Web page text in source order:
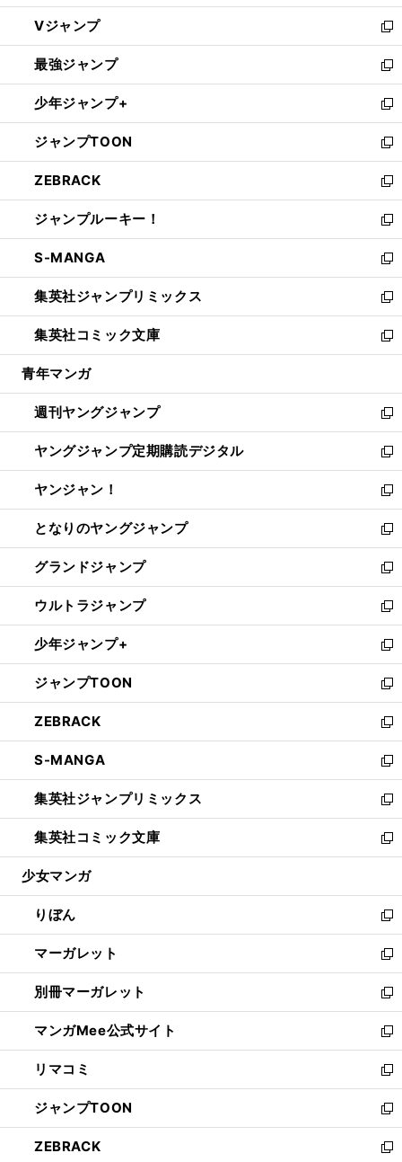
ウ
ィ
ン
ド
ウ
で
開
く
し
い
ウ
ィ
ン
ド
ウ
で
開
く
Vジャンプ
新
し
い
ウ
ィ
ン
ド
ウ
で
開
く
最強ジャンプ
新
し
い
ウ
ィ
ン
ド
ウ
で
開
く
少年ジャンプ+
新
し
い
ウ
ィ
ン
ド
ウ
で
開
く
ジャンプTOON
新
し
い
ウ
ィ
ン
ド
ウ
で
開
く
ZEBRACK
新
し
い
ウ
ィ
ン
ド
ウ
で
開
ジャンプルーキー！
新
し
い
ウ
ィ
ン
ド
ウ
開
く
S-MANGA
新
し
い
ウ
ィ
ン
ウ
で
開
く
集英社ジャンプリミックス
新
し
い
ウ
ン
ド
ウ
で
開
く
集英社コミック文庫
新
し
ウ
ィ
ン
ド
ウ
で
開
く
青年マンガ
週刊ヤングジャンプ
新
し
い
ウ
ィ
ン
ド
ウ
で
開
く
ヤングジャンプ定期購読デジタル
新
し
い
ウ
ィ
ン
ド
ウ
で
開
く
ヤンジャン！
新
し
い
ウ
ィ
ン
ド
ウ
で
開
く
となりのヤングジャンプ
新
し
い
ウ
ィ
ン
ド
ウ
で
開
く
グランドジャンプ
新
し
い
ウ
ィ
ン
ド
ウ
で
開
く
ウルトラジャンプ
新
し
い
ウ
ィ
ン
ド
ウ
で
開
く
少年ジャンプ+
新
し
い
ウ
ィ
ン
ド
ウ
で
開
く
ジャンプTOON
新
し
い
ウ
ィ
ン
ド
ウ
で
開
ZEBRACK
新
し
い
ウ
ィ
ン
ド
ウ
開
く
S-MANGA
新
し
い
ウ
ィ
ン
ウ
で
開
く
集英社ジャンプリミックス
新
し
い
ウ
ン
ド
ウ
で
開
く
集英社コミック文庫
新
し
ウ
ィ
ン
ド
ウ
で
開
く
少女マンガ
りぼん
新
し
い
ウ
ィ
ン
ド
ウ
で
開
く
マーガレット
新
し
い
ウ
ィ
ン
ド
ウ
で
開
く
別冊マーガレット
新
し
い
ウ
ィ
ン
ド
ウ
で
マンガMee公式サイト
新
し
い
ウ
ィ
ン
ド
リマコミ
新
し
い
ウ
ィ
ジャンプTOON
新
し
い
ZEBRACK
新